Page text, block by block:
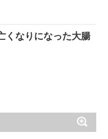
くなりになった大腸